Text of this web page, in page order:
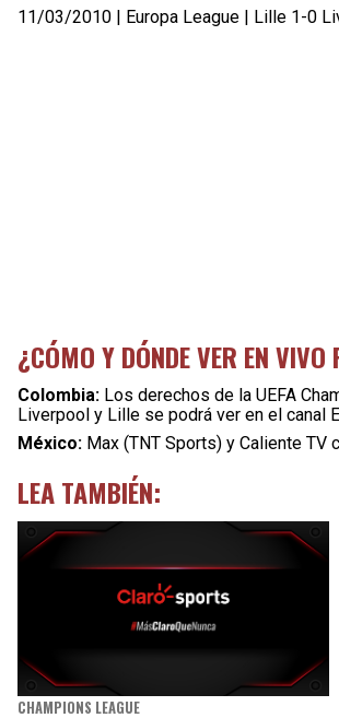
11/03/2010 | Europa League | Lille 1-0
¿CÓMO Y DÓNDE VER EN
Colombia: Los derechos de la UEFA
Liverpool y Lille se podrá ver en el canal
México: Max (TNT Sports) y Caliente TV
LEA TAMBIÉN:
CHAMPIONS LEAGUE